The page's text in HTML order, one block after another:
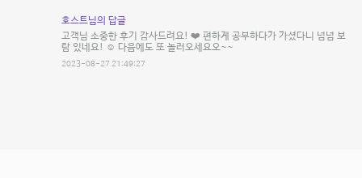
호스트님의 답글
고객님 소중한 후기 감사드려요! ❤️ 편하게 공부하다가 가셨다니 넘넘 보
람 있네요! ☺️ 다음에도 또 놀러오세요오~~
2023-08-27 21:49:27